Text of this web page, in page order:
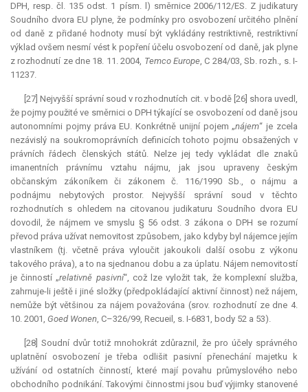
DPH, resp. čl. 135 odst. 1 písm. l) směrnice 2006/112/ES. Z judikatury
Soudního dvora EU plyne, že podmínky pro osvobození určitého plnění
od daně z přidané hodnoty musí být vykládány restriktivně, restriktivní
výklad ovšem nesmí vést k popření účelu osvobození od daně, jak plyne
z rozhodnutí ze dne 18. 11. 2004, Temco Europe, C 284/03, Sb. rozh., s. I-
11237.
[27] Nejvyšší správní soud v rozhodnutích cit. v bodě [26] shora uvedl,
že pojmy použité ve směrnici o DPH týkající se osvobození od daně jsou
autonomními pojmy práva EU. Konkrétně unijní pojem „nájem“ je zcela
nezávislý na soukromoprávních definicích tohoto pojmu obsažených v
právních řádech členských států. Nelze jej tedy vykládat dle znaků
imanentních právnímu vztahu nájmu, jak jsou upraveny českým
občanským zákoníkem či zákonem č. 116/1990 Sb., o nájmu a
podnájmu nebytových prostor. Nejvyšší správní soud v těchto
rozhodnutích s ohledem na citovanou judikaturu Soudního dvora EU
dovodil, že nájmem ve smyslu § 56 odst. 3 zákona o DPH se rozumí
převod práva užívat nemovitost způsobem, jako kdyby byl nájemce jejím
vlastníkem (tj. včetně práva vyloučit jakoukoli další osobu z výkonu
takového práva), a to na sjednanou dobu a za úplatu. Nájem nemovitostí
je činností „relativně pasivní“, což lze vyložit tak, že komplexní služba,
zahrnuje-li ještě i jiné složky (předpokládající aktivní činnost) než nájem,
nemůže být většinou za nájem považována (srov. rozhodnutí ze dne 4.
10. 2001, Goed Wonen, C–326/99, Recueil, s. I-6831, body 52 a 53).
[28] Soudní dvůr totiž mnohokrát zdůraznil, že pro účely správného
uplatnění osvobození je třeba odlišit pasivní přenechání majetku k
užívání od ostatních činností, které mají povahu průmyslového nebo
obchodního podnikání. Takovými činnostmi jsou buď výjimky stanovené